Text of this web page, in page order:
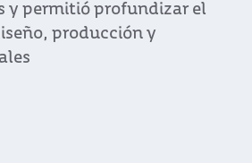
y permitió profundizar el
producción y